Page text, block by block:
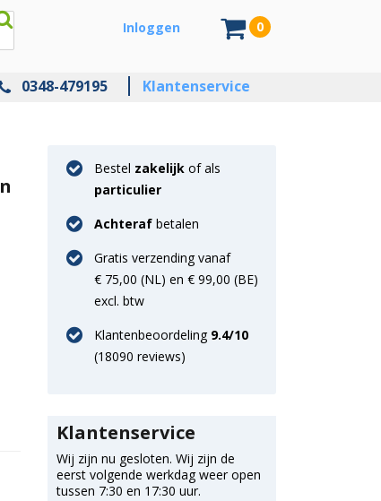
Inloggen 0
0348-479195 Klantenservice
Bestel zakelijk of als
particulier
Achteraf betalen
Gratis verzending vanaf
€ 75,00 (NL) en € 99,00 (BE)
excl. btw
Klantenbeoordeling 9.4/10
(18090 reviews)
Klantenservice
Wij zijn nu gesloten. Wij zijn de
eerst volgende werkdag weer open
tussen 7:30 en 17:30 uur.